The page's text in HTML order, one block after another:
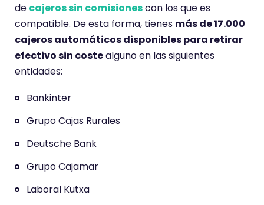
u
a
c
i
ó
d
e
.
6
de cajeros sin comisionescon los que es
compatible. De esta forma, tienes más de 17.000
cajeros automáticos disponibles para retirar
efectivo sin costealguno en las siguientes
entidades:
Bankinter
Grupo Cajas Rurales
Deutsche Bank
Grupo Cajamar
Laboral Kutxa